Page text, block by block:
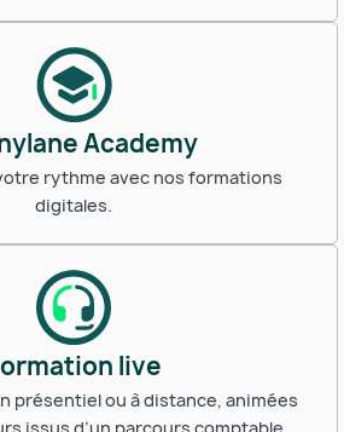
Academy
rythme avec nos formations
digitales.
live
présentiel ou à distance, animées